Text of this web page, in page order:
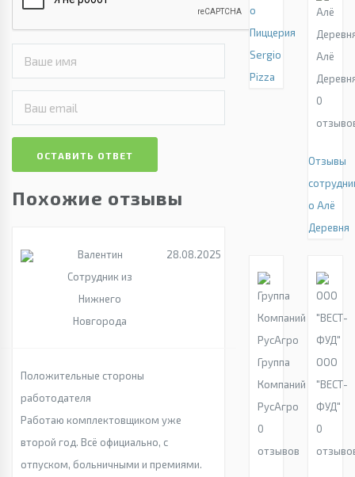
ОСТАВИТЬ ОТВЕТ
Похожие отзывы
Валентин
Сотрудник из
Нижнего
Новгорода
28.08.2025
Положительные стороны
работодателя
Работаю комплектовщиком уже
второй год. Всё официально, с
отпуском, больничными и премиями.
о
Пиццерия
Sergio
Pizza
Алё
0
Отзывы
о Алё
Деревня
Группа
Компаний
РусАгро
0
отзывов
ООО
"ВЕСТ-
ФУД"
0